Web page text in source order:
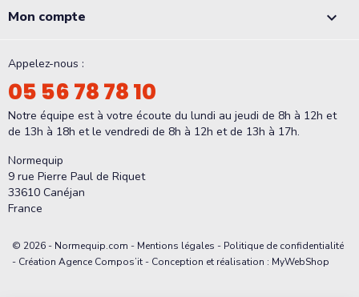
Mon compte 
Appelez-nous :
05 56 78 78 10
Notre équipe est à votre écoute du lundi au jeudi de 8h à 12h et
de 13h à 18h et le vendredi de 8h à 12h et de 13h à 17h.
Normequip
9 rue Pierre Paul de Riquet
33610 Canéjan
France
© 2026 - Normequip.com - Mentions légales - Politique de confidentialité
- Création Agence Compos’it - Conception et réalisation : MyWebShop